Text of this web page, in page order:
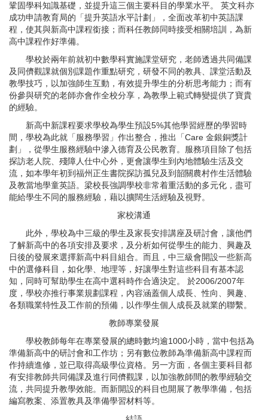
鞏固學科知識基礎，並提升這三個主要科目的學業水平。 英文科亦
成功申請教育局的「提升英語水平計劃」，全面改革初中英語課
程，使其與新高中課程銜接；而科任教師同時接受相關培訓，為新
高中課程作好準備。
學校於兩年前就初中數學科實施課堂研究，老師透過共同備課
及同儕觀課就個別課題作重點研究，研發不同的教具、課堂活動及
教學技巧，以加強師生互動，有效提升學生的分析思考能力；而有
份參與研究的老師亦會作全校分享，為教學上範式轉變提供了寶貴
的經驗。
新高中新課程要求學校為學生預設5%其他學習經歷的學習時
間，學校為此就「服務學習」作出整合，推出「Care 金銀銅獎計
劃」，從學生服務經驗中滲入德育及公民教育。服務項目除了包括
探訪老人院、殘障人仕中心外，更會讓學生到內地體驗生活及交
流，如本學年初到福州正生書院探訪孤兒及到韶關農村作生活體驗
及教當地學童英語。梁校長強調學校非常着重活動的多元化，盡可
能給學生不同的服務經驗，藉以擴闊生活經驗及視野。
家校溝通
此外，學校為中三級的學生及家長安排講座及研討會，讓他們
了解新高中的各項安排及要求，及分析如何從學生的能力、興趣及
日後的發展來選擇新高中科目組合。而且，中三級會開設一些新高
中的選修科目，如化學、地理等，好讓學生對這些科目有基本認
知，同時可幫助學生在高中選科時作合適決定。 於2006/2007年
度，學校亦推行事業規劃課程，內容涵蓋個人成長、性向、興趣、
各類職業特性及工作前的預備，以作學生個人成長及就業的聯繫。
教師專業發展
學校教師每年在專業發展的總時數均逾1000小時，當中包括為
準備新高中的研討會和工作坊；另有數位教師為準備新高中課程而
作持續進修，並已取得高級學位資格。另一方面，各個主要科目都
有安排教師共同備課及進行同儕觀課，以加強教師間的教學經驗交
流，共同提升教學效能。而新開設的科目也開展了教學準備，包括
編寫教案、添置教具及準備學習材料等。